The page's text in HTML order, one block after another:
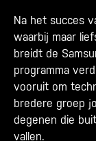
Na het succes
waarbij maar
breidt de
programma
vooruit om
bredere groep
degenen die
vallen.